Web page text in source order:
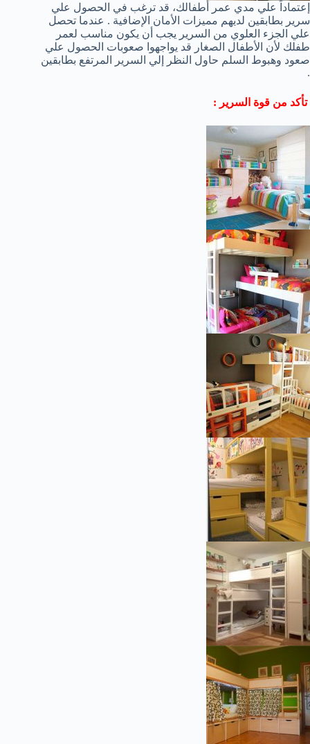
إعتماداً علي مدي عمر أطفالك، قد ترغب في الحصول علي
سرير بطابقين لديهم مميزات الأمان الإضافية . عندما تحصل
علي الجزء العلوي من السرير يجب أن يكون مناسب لعمر
طفلك لأن الأطفال الصغار قد يواجهوا صعوبات الحصول علي
صعود وهبوط السلم حاول النظر إلي السرير المرتفع بطابقين
.
تأكد من قوة السرير :